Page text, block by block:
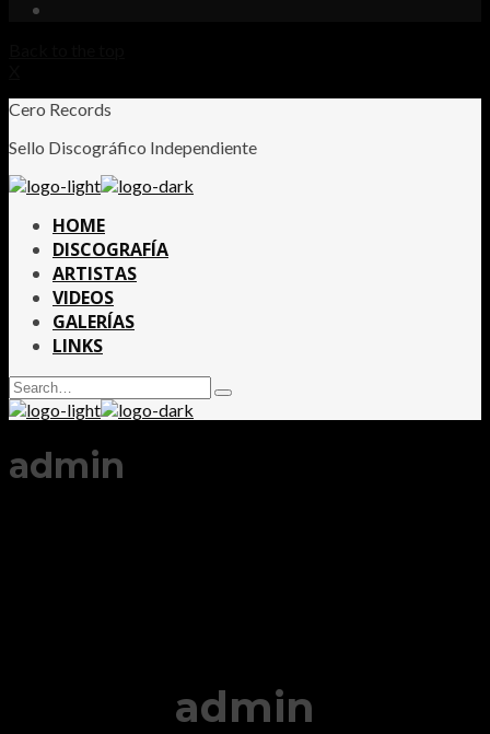
Cero Records
Sello Discográfico Independiente
HOME
DISCOGRAFÍA
ARTISTAS
VIDEOS
GALERÍAS
LINKS
Search
for:
Type
and
admin
admin